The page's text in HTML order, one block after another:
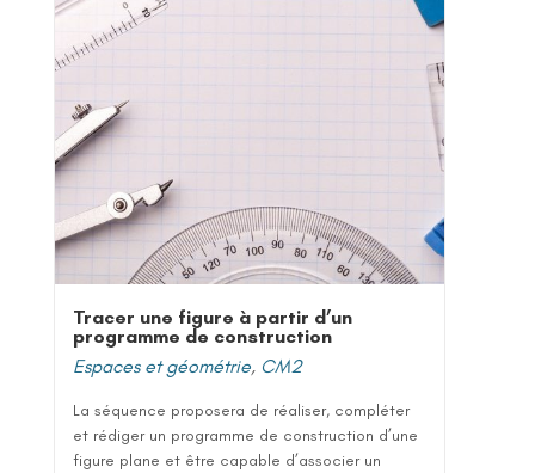
Tracer une figure à partir d’un
programme de construction
Espaces et géométrie, CM2
La séquence proposera de réaliser, compléter
et rédiger un programme de construction d’une
figure plane et être capable d’associer un